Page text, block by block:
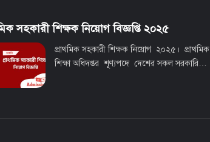
সহকারী শিক্ষক নিয়োগ বিজ্ঞপ্তি ২০২৫
প্রাথমিক সহকারী শিক্ষক নিয়োগ ২০২৫। প্রাথমিক
শিক্ষা অধিদপ্তর শূণ্যপদে দেশের সকল সরকারি…